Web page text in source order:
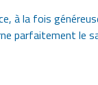
à la fois
parfaitement le